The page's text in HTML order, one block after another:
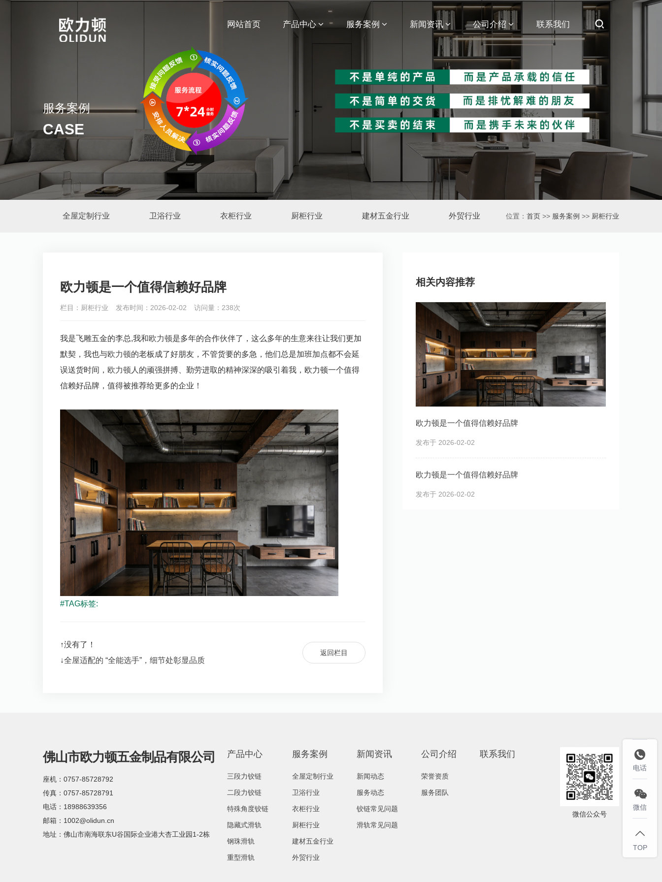
网站首页 产品中心 服务案例 新闻资讯 公司介绍 联系我们
服务案例
CASE
全屋定制行业 卫浴行业 衣柜行业 厨柜行业 建材五金行业 外贸行业 位置： 首页 >> 服务案例 >> 厨柜行业
欧力顿是一个值得信赖好品牌
栏目：厨柜行业 发布时间：2026-02-02 访问量：238次
我是飞雕五金的李总,我和欧力顿是多年的合作伙伴了，这么多年的生意来往让我们更加
默契，我也与欧力顿的老板成了好朋友，不管货要的多急，他们总是加班加点都不会延
误送货时间， 欧力顿 人的顽强拼搏、勤劳进取的精神深深的吸引着我，欧力顿一个值得
信赖好品牌，值得被推荐给更多的企业！
#TAG标签:
↑没有了！
↓全屋适配的 “全能选手”，细节处彰显品质
返回栏目
相关内容推荐
欧力顿是一个值得信赖好品牌
发布于 2026-02-02
欧力顿是一个值得信赖好品牌
发布于 2026-02-02
佛山市欧力顿五金制品有限公司
座机：0757-85728792
传真：0757-85728791
电话：18988639356
邮箱：1002@olidun.cn
地址：佛山市南海联东U谷国际企业港大杏工业园1-2栋
产品中心
三段力铰链
二段力铰链
特殊角度铰链
隐藏式滑轨
钢珠滑轨
重型滑轨
服务案例
全屋定制行业
卫浴行业
衣柜行业
厨柜行业
建材五金行业
外贸行业
新闻资讯
新闻动态
服务动态
铰链常见问题
滑轨常见问题
公司介绍
荣誉资质
服务团队
联系我们
微信公众号

电话

微信

TOP